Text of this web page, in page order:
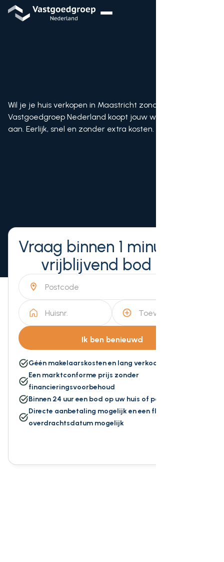
Wil je je huis verkopen in Maastricht zonder makelaar?
Vastgoedgroep Nederland koopt jouw woning direct
aan. Eerlijk, snel en zonder extra kosten.
Vraag binnen 1 minuut een
vrijblijvend bod aan
Géén makelaarskosten en lang verkoopproces
Een marktconforme prijs zonder
financieringsvoorbehoud
Binnen 24 uur een bod op uw huis of pand
Directe aanbetaling mogelijk en een flexibele
overdrachtsdatum mogelijk